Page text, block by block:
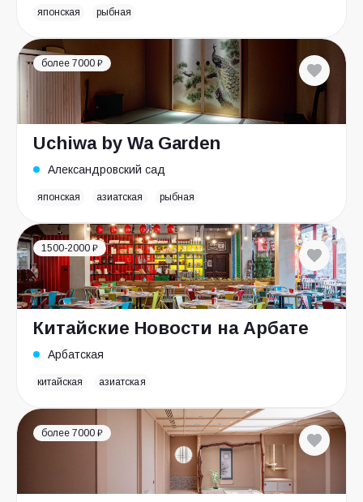
японская рыбная
более 7000 ₽
Uchiwa by Wa Garden
Александровский сад
японская азиатская рыбная
1500-2000 ₽
Китайские Новости на Арбате
Арбатская
китайская азиатская
более 7000 ₽